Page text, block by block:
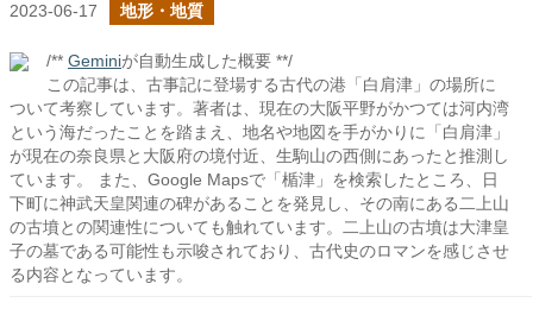
2023-06-17 地形・地質
/** Geminiが自動生成した概要 **/
この記事は、古事記に登場する古代の港「白肩津」の場所に
ついて考察しています。著者は、現在の大阪平野がかつては河内湾
という海だったことを踏まえ、地名や地図を手がかりに「白肩津」
が現在の奈良県と大阪府の境付近、生駒山の西側にあったと推測し
ています。 また、Google Mapsで「楯津」を検索したところ、日
下町に神武天皇関連の碑があることを発見し、その南にある二上山
の古墳との関連性についても触れています。二上山の古墳は大津皇
子の墓である可能性も示唆されており、古代史のロマンを感じさせ
る内容となっています。